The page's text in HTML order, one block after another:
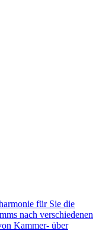
für Sie die
nach verschiedenen
Kammer- über